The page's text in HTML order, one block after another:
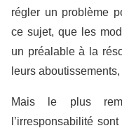
régler un problème
ce sujet, que les
un préalable à la
leurs
Mais le plus
l’irresponsabilité